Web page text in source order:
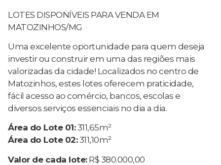
LOTES DISPONÍVEIS PARA VENDA EM
MATOZINHOS/MG
Uma excelente oportunidade para quem deseja
investir ou construir em uma das regiões mais
valorizadas da cidade! Localizados no centro de
Matozinhos, estes lotes oferecem praticidade,
fácil acesso ao comércio, bancos, escolas e
diversos serviços essenciais no dia a dia.
Área do Lote 01:311,65m²
Área do Lote 02:311,10m²
Valor de cada lote:R$ 380.000,00